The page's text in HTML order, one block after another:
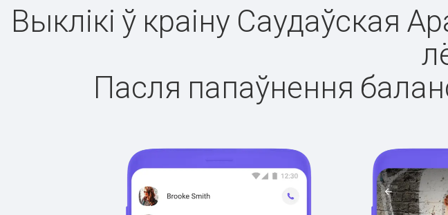
Выклікі ў краіну Саудаўская
Пасля папаўнення